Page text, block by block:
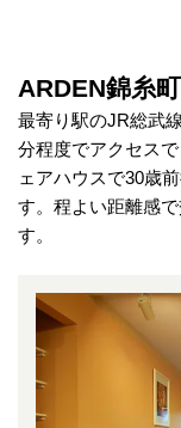
ARDEN錦糸町
最寄り駅のJR総武
分程度でアクセス
ェアハウスで30歳
す。程よい距離感
す。